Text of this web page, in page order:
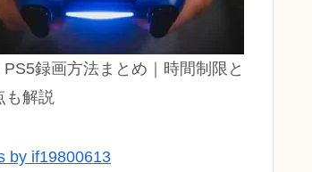
PS5録画方法まとめ｜時間制限と
も解説
by if19800613